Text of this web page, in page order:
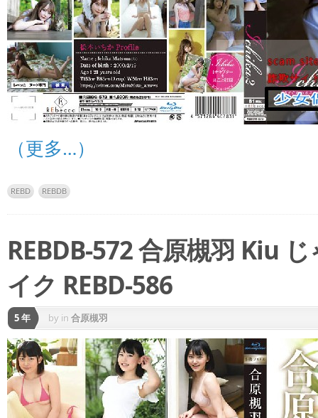
（更多…）
REBD REBDB
REBDB-572 合原槻羽 Kiu
イク REBD-586
5 年 by in 合原槻羽